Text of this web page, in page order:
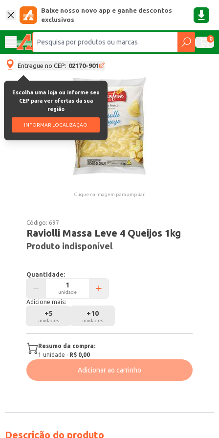
Baixe nosso novo app e ganhe descontos
exclusivos
0
Entregue no CEP: 02170-901
Escolha uma loja ou informe seu
CEP para ver ofertas da sua
região
INFORMAR LOCALIZAÇÃO
Clique na imagem para ampliar.
Código: 697
Raviolli Massa Leve 4 Queijos 1kg
Produto indisponível
Quantidade:
unidade
Adicione mais:
+5
unidades
+10
unidades
Resumo da compra:
1 unidade · R$ 0,00
Adicionar ao carrinho
Descrição do produto